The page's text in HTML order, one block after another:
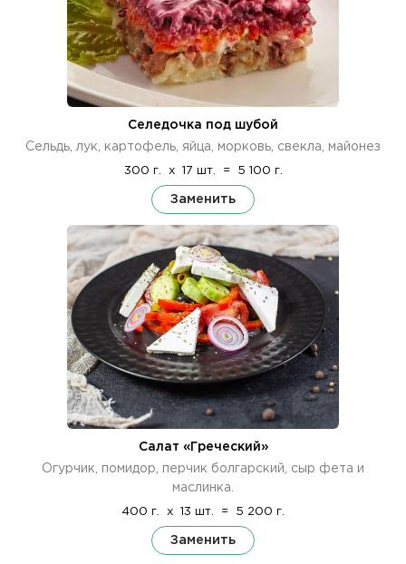
Селедочка под шубой
Сельдь, лук, картофель, яйца, морковь, свекла, майонез
300 г. x 17 шт. = 5 100 г.
Заменить
Салат «Греческий»
Огурчик, помидор, перчик болгарский, сыр фета и
маслинка.
400 г. x 13 шт. = 5 200 г.
Заменить